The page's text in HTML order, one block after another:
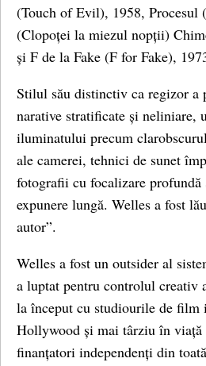
(Touch of Evil), 1958, Procesul
(Clopoței la miezul nopții)
și F de la Fake (F for Fake),
Stilul său distinctiv ca regizor a
narative stratificate și neliniare,
iluminatului precum
ale camerei, tehnici de sunet
fotografii cu focalizare
expunere lungă. Welles a fost
autor”.
Welles a fost un outsider al
a luptat pentru controlul creativ
la început cu studiourile de film
Hollywood și mai târziu în viață
finanțatori independenți din